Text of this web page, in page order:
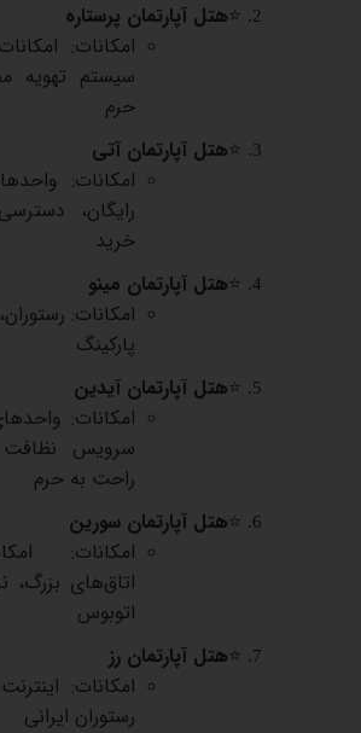
⭐هتل آپارتمان پرستاره
امکانات:
سیستم تهویه
حرم
⭐هتل آپارتمان آتی
امکانات:
رایگان،
خرید
⭐هتل آپارتمان مینو
امکانات:
پارکینگ
⭐هتل آپارتمان آیدین
امکانات:
سرویس نظافت
راحت به حرم
⭐هتل آپارتمان سورین
امکانات:
اتاق‌های بزرگ،
اتوبوس
⭐هتل آپارتمان رز
امکانات:
رستوران ایرانی